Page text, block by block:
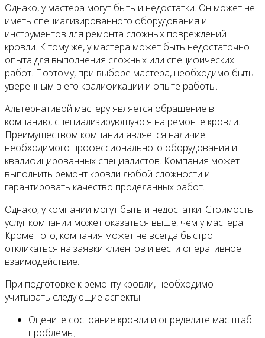
Однако, у мастера могут быть и недостатки. Он может не
иметь специализированного оборудования и
инструментов для ремонта сложных повреждений
кровли. К тому же, у мастера может быть недостаточно
опыта для выполнения сложных или специфических
работ. Поэтому, при выборе мастера, необходимо быть
уверенным в его квалификации и опыте работы.
Альтернативой мастеру является обращение в
компанию, специализирующуюся на ремонте кровли.
Преимуществом компании является наличие
необходимого профессионального оборудования и
квалифицированных специалистов. Компания может
выполнить ремонт кровли любой сложности и
гарантировать качество проделанных работ.
Однако, у компании могут быть и недостатки. Стоимость
услуг компании может оказаться выше, чем у мастера.
Кроме того, компания может не всегда быстро
откликаться на заявки клиентов и вести оперативное
взаимодействие.
При подготовке к ремонту кровли, необходимо
учитывать следующие аспекты:
Оцените состояние кровли и определите масштаб
проблемы;